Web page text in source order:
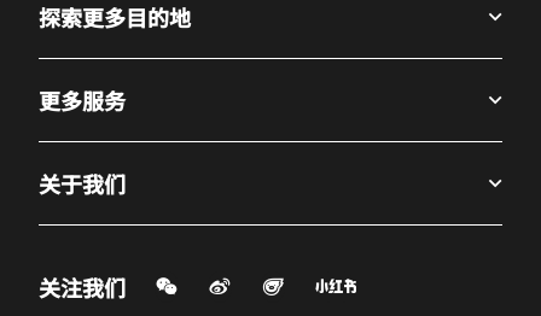
探索更多目的地
更多服务
关于我们
关注我们 微信扫一扫
微博
打开新窗口
飞猪
打开新窗口打开新窗口